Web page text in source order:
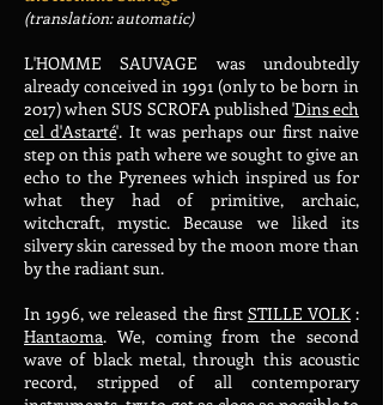
(translation: automatic)
L'HOMME SAUVAGE was undoubtedly
already conceived in 1991 (only to be born in
2017) when SUS SCROFA published 'Dins ech
cel d'Astarté'. It was perhaps our first naive
step on this path where we sought to give an
echo to the Pyrenees which inspired us for
what they had of primitive, archaic,
witchcraft, mystic. Because we liked its
silvery skin caressed by the moon more than
by the radiant sun.
In 1996, we released the first STILLE VOLK:
Hantaoma. We, coming from the second
wave of black metal, through this acoustic
record, stripped of all contemporary